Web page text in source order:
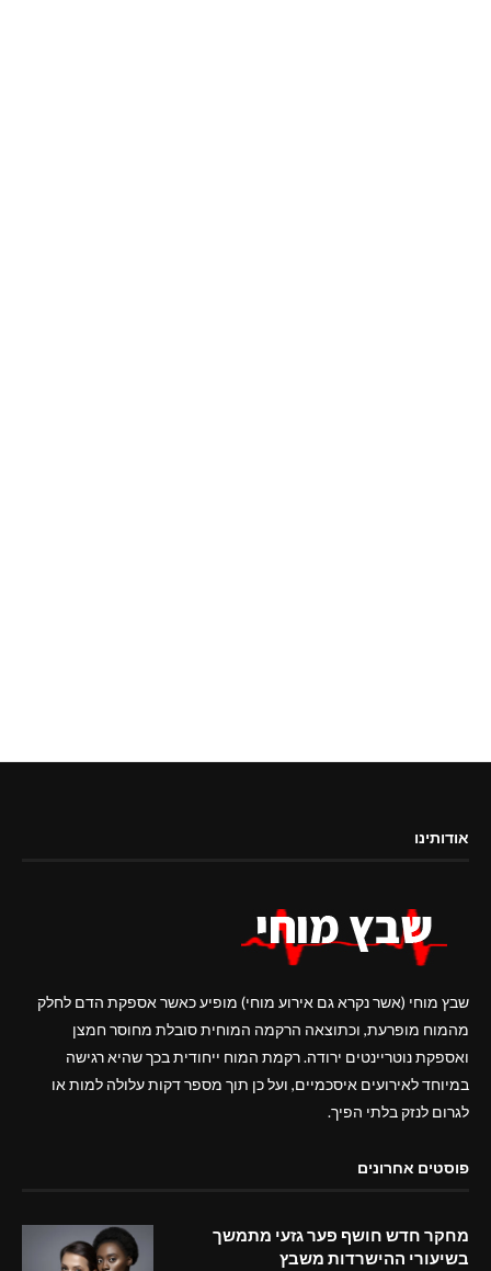
אודותינו
שבץ מוחי (אשר נקרא גם אירוע מוחי) מופיע כאשר אספקת הדם לחלק
מהמוח מופרעת, וכתוצאה הרקמה המוחית סובלת מחוסר חמצן
ואספקת נוטריינטים ירודה. רקמת המוח ייחודית בכך שהיא רגישה
במיוחד לאירועים איסכמיים, ועל כן תוך מספר דקות עלולה למות או
לגרום לנזק בלתי הפיך.
פוסטים אחרונים
מחקר חדש חושף פער גזעי מתמשך
בשיעורי ההישרדות משבץ